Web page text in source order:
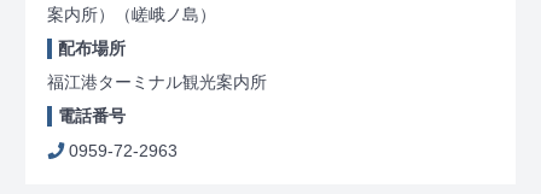
案内所）
（嵯峨ノ島）
配布場所
福江港ターミナル観光案内所
電話番号
0959-72-2963